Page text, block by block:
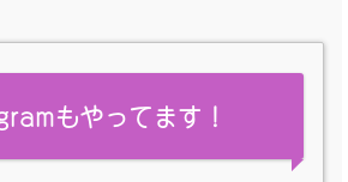
もやってます！